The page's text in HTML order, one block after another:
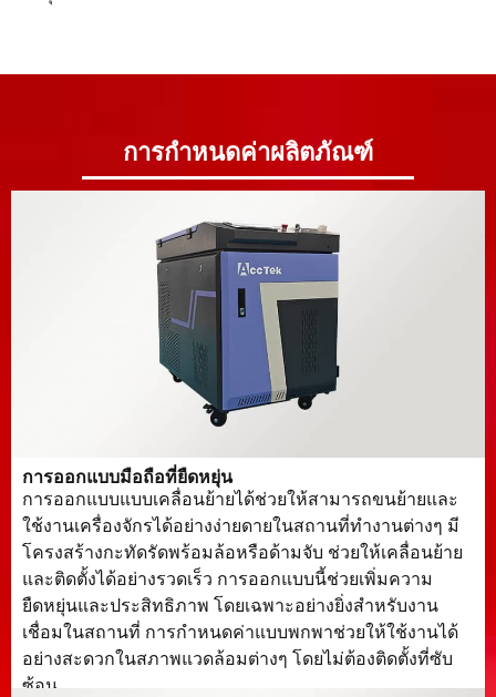
การกำหนดค่าผลิตภัณฑ์
การออกแบบมือถือที่ยืดหยุ่น
การออกแบบแบบเคลื่อนย้ายได้ช่วยให้สามารถขนย้ายและ
ใช้งานเครื่องจักรได้อย่างง่ายดายในสถานที่ทำงานต่างๆ มี
โครงสร้างกะทัดรัดพร้อมล้อหรือด้ามจับ ช่วยให้เคลื่อนย้าย
และติดตั้งได้อย่างรวดเร็ว การออกแบบนี้ช่วยเพิ่มความ
ยืดหยุ่นและประสิทธิภาพ โดยเฉพาะอย่างยิ่งสำหรับงาน
เชื่อมในสถานที่ การกำหนดค่าแบบพกพาช่วยให้ใช้งานได้
อย่างสะดวกในสภาพแวดล้อมต่างๆ โดยไม่ต้องติดตั้งที่ซับ
ซ้อน.